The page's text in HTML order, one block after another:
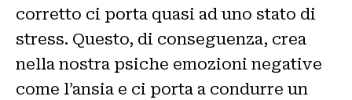
corretto ci porta quasi ad uno stato di
stress. Questo, di conseguenza, crea
nella nostra psiche emozioni negative
come l’ansia e ci porta a condurre un